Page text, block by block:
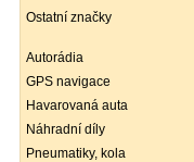
Ostatní značky
Autorádia
GPS navigace
Havarovaná auta
Náhradní díly
Pneumatiky, kola